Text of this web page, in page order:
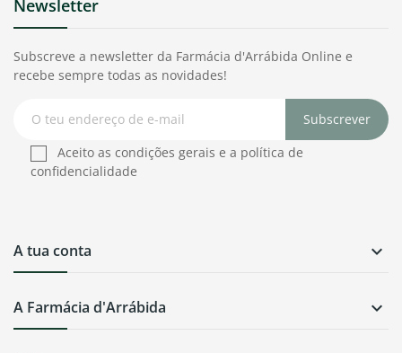
A Farmácia d'Arrábida 
A tua conta 
Newsletter
Subscreve a newsletter da Farmácia d'Arrábida Online e
recebe sempre todas as novidades!
Subscrever
Aceito as condições gerais e a política de
confidencialidade